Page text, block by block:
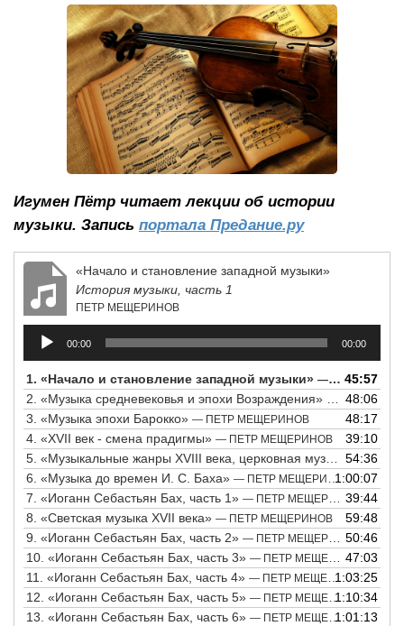
Игумен Пётр читает лекции об истории
музыки. Запись портала Предание.ру
«Начало и становление западной музыки»
История музыки, часть 1
ПЕТР МЕЩЕРИНОВ
Аудиоплеер
00:00 00:00
1. «Начало и становление западной музыки» — ПЕТР МЕЩЕРИНОВ
45:57
2. «Музыка средневековья и эпохи Возраждения» — ПЕТР
48:06
3. «Музыка эпохи Барокко» — ПЕТР МЕЩЕРИНОВ
48:17
4. «XVII век - смена прадигмы» — ПЕТР МЕЩЕРИНОВ
39:10
5. «Музыкальные жанры XVIII века, церковная музыка» — ПЕТР
54:36
6. «Музыка до времен И. С. Баха» — ПЕТР МЕЩЕРИНОВ
1:00:07
7. «Иоганн Себастьян Бах, часть 1» — ПЕТР МЕЩЕРИНОВ
39:44
8. «Светская музыка XVII века» — ПЕТР МЕЩЕРИНОВ
59:48
9. «Иоганн Себастьян Бах, часть 2» — ПЕТР МЕЩЕРИНОВ
50:46
10. «Иоганн Себастьян Бах, часть 3» — ПЕТР МЕЩЕРИНОВ
47:03
11. «Иоганн Себастьян Бах, часть 4» — ПЕТР МЕЩЕРИНОВ
1:03:25
12. «Иоганн Себастьян Бах, часть 5» — ПЕТР МЕЩЕРИНОВ 1:10:34
13. «Иоганн Себастьян Бах, часть 6» — ПЕТР МЕЩЕРИНОВ 1:01:13